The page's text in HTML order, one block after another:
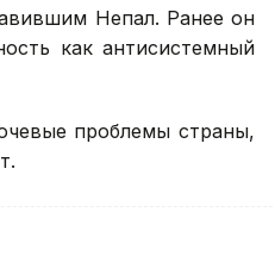
Непал. Ранее он
как антисистемный
проблемы страны,